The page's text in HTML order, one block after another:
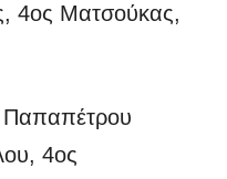
4ος Ματσούκας,
Παπαπέτρου
4ος